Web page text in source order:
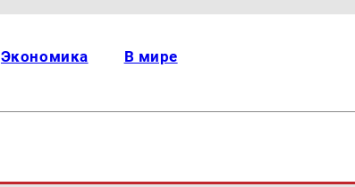
Экономика В мире